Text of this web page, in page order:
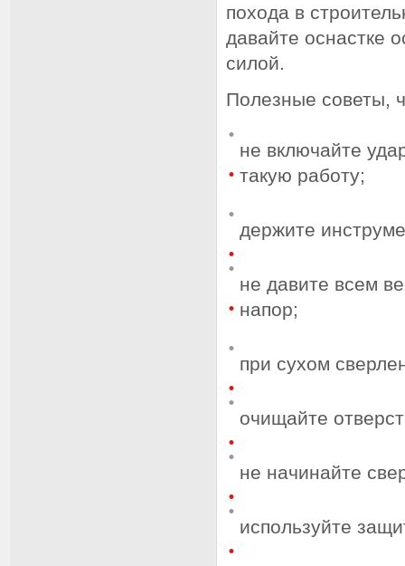
похода в
давайте оснастке
силой.
Полезные советы,
не включайте
такую работу;
держите
не давите всем
напор;
при сухом
очищайте
не начинайте
используйте